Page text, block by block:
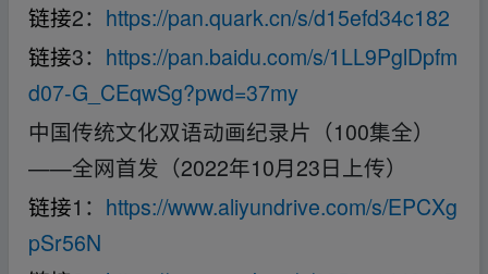
链接2： https://pan.quark.cn/s/d15efd34c182
链接3： https://pan.baidu.com/s/1LL9PglDpfm
d07-G_CEqwSg?pwd=37my
中国传统文化双语动画纪录片（100集全）
——全网首发（2022年10月23日上传）
链接1： https://www.aliyundrive.com/s/EPCXg
pSr56N